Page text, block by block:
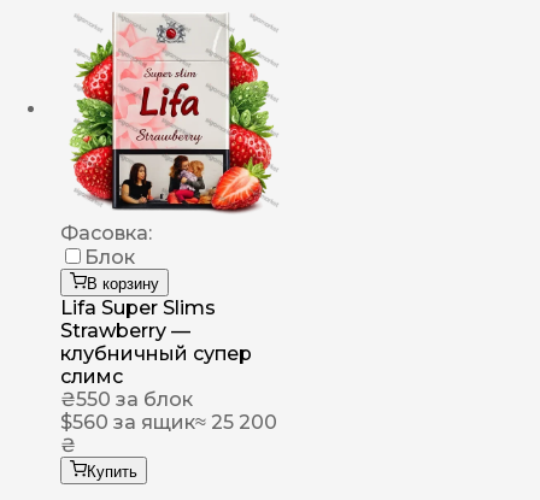
Фасовка:
Блок
В корзину
Lifa Super Slims
Strawberry —
клубничный супер
слимс
₴550 за блок
$560 за ящик≈ 25 200
₴
Купить